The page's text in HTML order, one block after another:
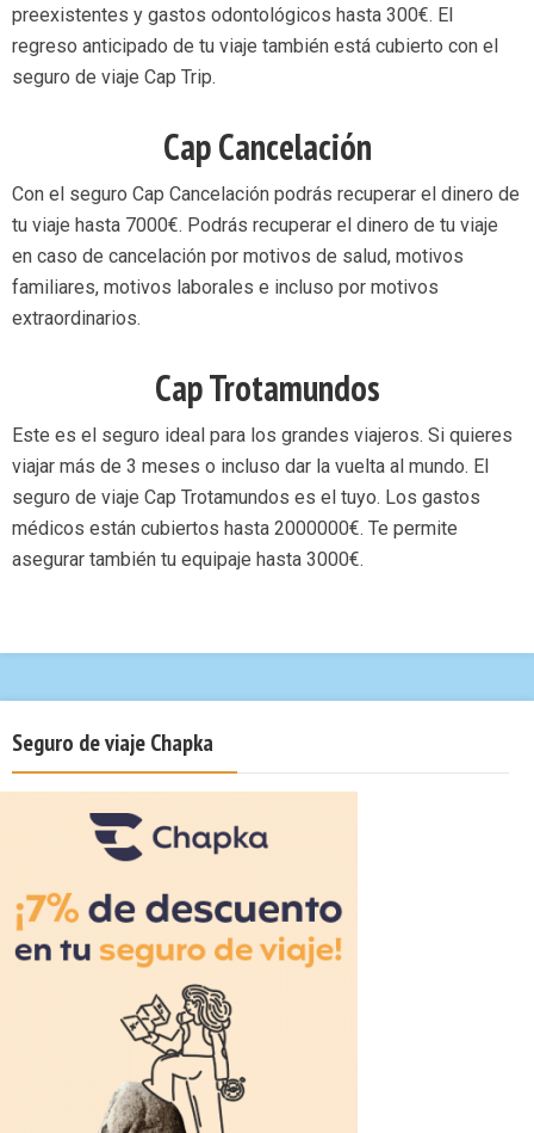
preexistentes y gastos odontológicos hasta 300€. El
regreso anticipado de tu viaje también está cubierto con el
seguro de viaje Cap Trip.
Cap Cancelación
Con el seguro Cap Cancelación podrás recuperar el dinero de
tu viaje hasta 7000€. Podrás recuperar el dinero de tu viaje
en caso de cancelación por motivos de salud, motivos
familiares, motivos laborales e incluso por motivos
extraordinarios.
Cap Trotamundos
Este es el seguro ideal para los grandes viajeros. Si quieres
viajar más de 3 meses o incluso dar la vuelta al mundo. El
seguro de viaje Cap Trotamundos es el tuyo. Los gastos
médicos están cubiertos hasta 2000000€. Te permite
asegurar también tu equipaje hasta 3000€.
Seguro de viaje Chapka